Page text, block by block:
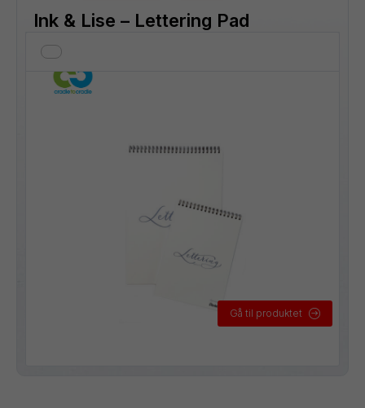
Ink & Lise – Lettering Pad
Gå til produktet